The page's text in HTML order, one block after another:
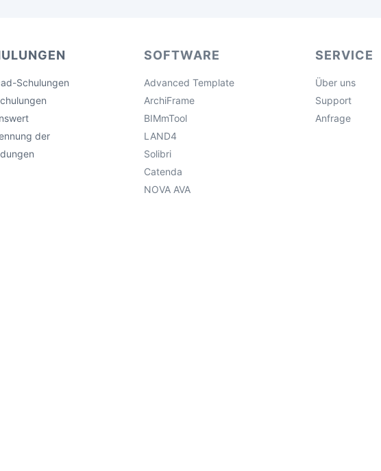
Schulungen
der
SOFTWARE
Advanced Template
ArchiFrame
BIMmTool
LAND4
Solibri
Catenda
NOVA AVA
SERVICE
Über uns
Support
Anfrage